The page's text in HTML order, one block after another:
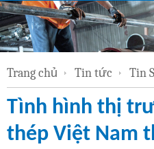
Trang chủ Tin tức Tin
Tình hình thị
thép Việt Nam